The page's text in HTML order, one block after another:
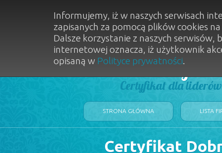
Dobry
Certyfikat dla
STRONA GŁÓWNA LISTA
Certyfikat
Informujemy, iż w naszych serwisach
zapisanych za pomocą plików cookies
Dalsze korzystanie z naszych
internetowej oznacza, iż użytkownik
opisaną w Polityce prywatności.